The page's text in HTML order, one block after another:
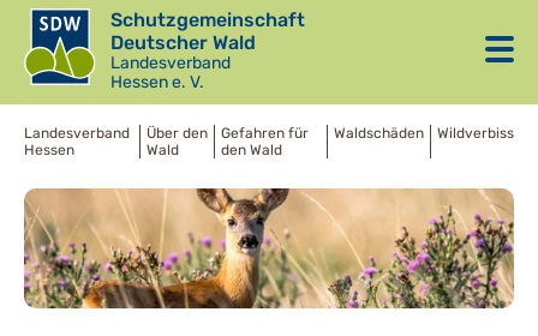
Schutzgemeinschaft
Deutscher Wald
Landesverband
Hessen e. V.
Landesverband
Hessen
Über den
Wald
Gefahren für
den Wald
Waldschäden Wildverbiss